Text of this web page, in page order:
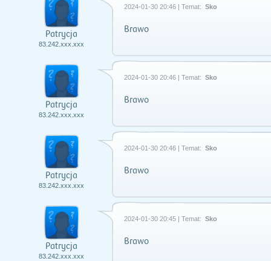
Patrycja
83.242.xxx.xxx
2024-01-30 20:46 | Temat: Sko
Brawo
Patrycja
83.242.xxx.xxx
2024-01-30 20:46 | Temat: Sko
Brawo
Patrycja
83.242.xxx.xxx
2024-01-30 20:46 | Temat: Sko
Brawo
Patrycja
83.242.xxx.xxx
2024-01-30 20:45 | Temat: Sko
Brawo